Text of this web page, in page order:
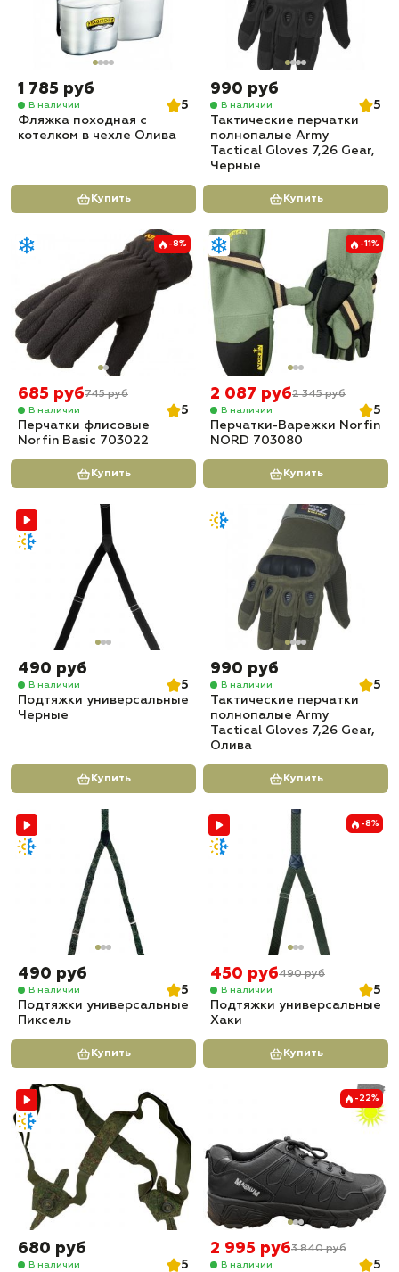
1 785 руб
В наличии
5
Фляжка походная с
котелком в чехле Олива
Купить
990 руб
В наличии
5
Тактические перчатки
полнопалые Army
Tactical Gloves 7,26 Gear,
Черные
Купить
-8%
685 руб745 руб
В наличии
5
Перчатки флисовые
Norfin Basic 703022
Купить
-11%
2 087 руб2 345 руб
В наличии
5
Перчатки-Варежки Norfin
NORD 703080
Купить
490 руб
В наличии
5
Подтяжки универсальные
Черные
Купить
990 руб
В наличии
5
Тактические перчатки
полнопалые Army
Tactical Gloves 7,26 Gear,
Олива
Купить
490 руб
В наличии
5
Подтяжки универсальные
Пиксель
Купить
-8%
450 руб490 руб
В наличии
5
Подтяжки универсальные
Хаки
Купить
680 руб
В наличии
5
-22%
2 995 руб3 840 руб
В наличии
5